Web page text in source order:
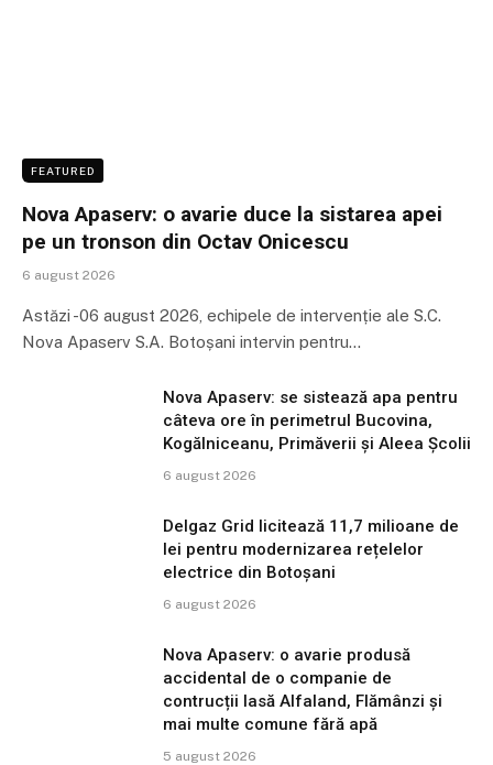
FEATURED
Nova Apaserv: o avarie duce la sistarea apei
pe un tronson din Octav Onicescu
6 august 2026
Astăzi -06 august 2026, echipele de intervenție ale S.C.
Nova Apaserv S.A. Botoșani intervin pentru…
Nova Apaserv: se sistează apa pentru
câteva ore în perimetrul Bucovina,
Kogălniceanu, Primăverii și Aleea Școlii
6 august 2026
Delgaz Grid licitează 11,7 milioane de
lei pentru modernizarea rețelelor
electrice din Botoșani
6 august 2026
Nova Apaserv: o avarie produsă
accidental de o companie de
contrucții lasă Alfaland, Flămânzi și
mai multe comune fără apă
5 august 2026